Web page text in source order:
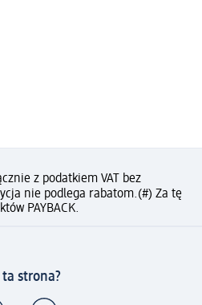
z podatkiem VAT bez
nie podlega rabatom.(#) Za tę
PAYBACK.
ta strona?